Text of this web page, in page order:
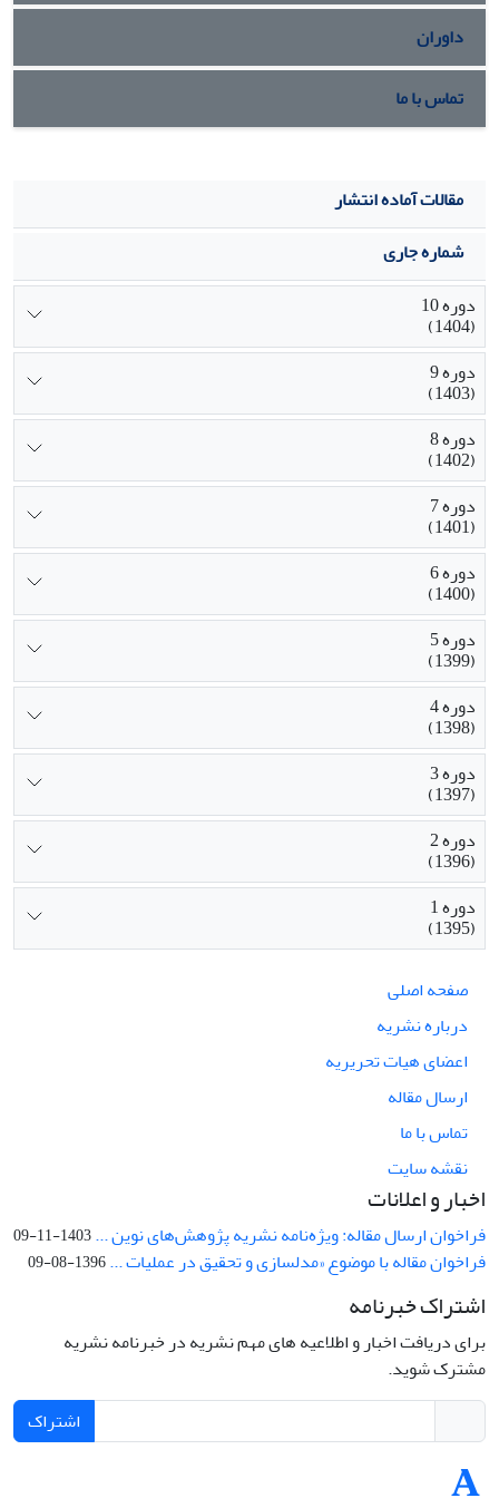
داوران
تماس با ما
مقالات آماده انتشار
شماره جاری
دوره 10
(1404)
دوره 9
(1403)
دوره 8
(1402)
دوره 7
(1401)
دوره 6
(1400)
دوره 5
(1399)
دوره 4
(1398)
دوره 3
(1397)
دوره 2
(1396)
دوره 1
(1395)
صفحه اصلی
درباره نشریه
اعضای هیات تحریریه
ارسال مقاله
تماس با ما
نقشه سایت
اخبار و اعلانات
فراخوان ارسال مقاله: ویژه‌نامه نشریه پژوهش‌های نوین ...1403-11-09
فراخوان مقاله با موضوع «مدلسازی و تحقیق در عملیات ...1396-08-09
اشتراک خبرنامه
برای دریافت اخبار و اطلاعیه های مهم نشریه در خبرنامه نشریه
مشترک شوید.
اشتراک